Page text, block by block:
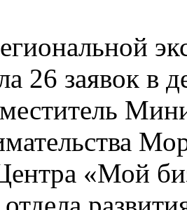
26 заявок в
«Мой